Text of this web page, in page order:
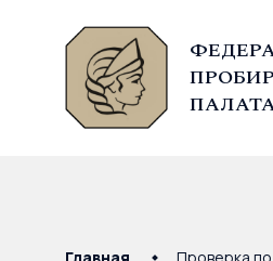
© Федеральная пробирная